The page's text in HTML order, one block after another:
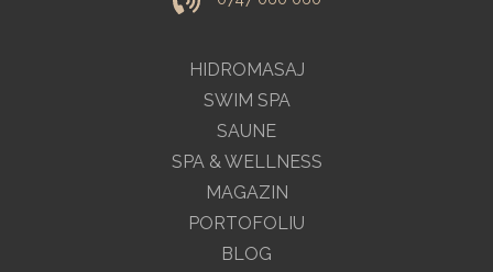
HIDROMASAJ
SWIM SPA
SAUNE
SPA & WELLNESS
MAGAZIN
PORTOFOLIU
BLOG